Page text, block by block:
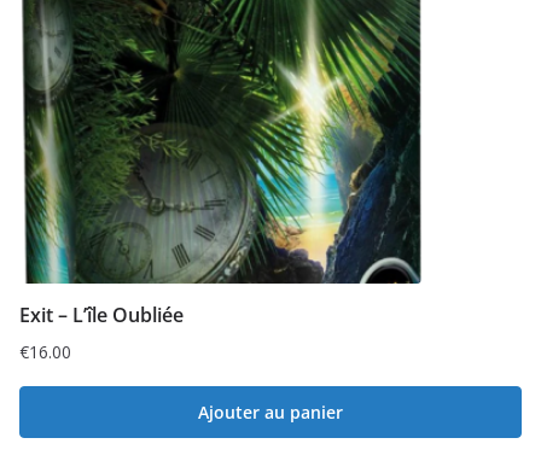
Exit – L’île Oubliée
€16.00
Ajouter au panier